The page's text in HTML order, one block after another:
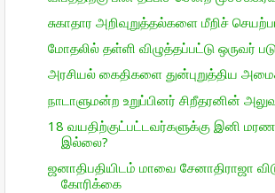
சுகாதார அறிவுறுத்தல்களை மீறிச்
மோதலில் தள்ளி விழுத்தப்பட்டு ஒருவர்
அரசியல் கைதிகளை துன்புறுத்திய
நாடாளுமன்ற உறுப்பினர் சிறீதரனின்
18 வயதிற்குட்பட்டவர்களுக்கு இனி
இல்லை?
ஜனாதிபதியிடம் மாவை சேனாதிராஜா
கோரிக்கை